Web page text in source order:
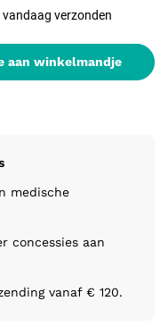
aan winkelmandje
medische
concessies aan
vanaf € 120.
verzonden